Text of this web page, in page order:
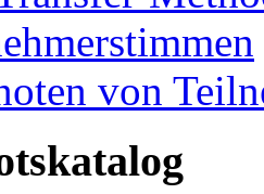
von